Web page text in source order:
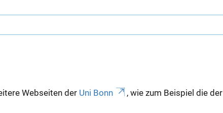
Webseiten der Uni Bonn , wie zum Beispiel die der